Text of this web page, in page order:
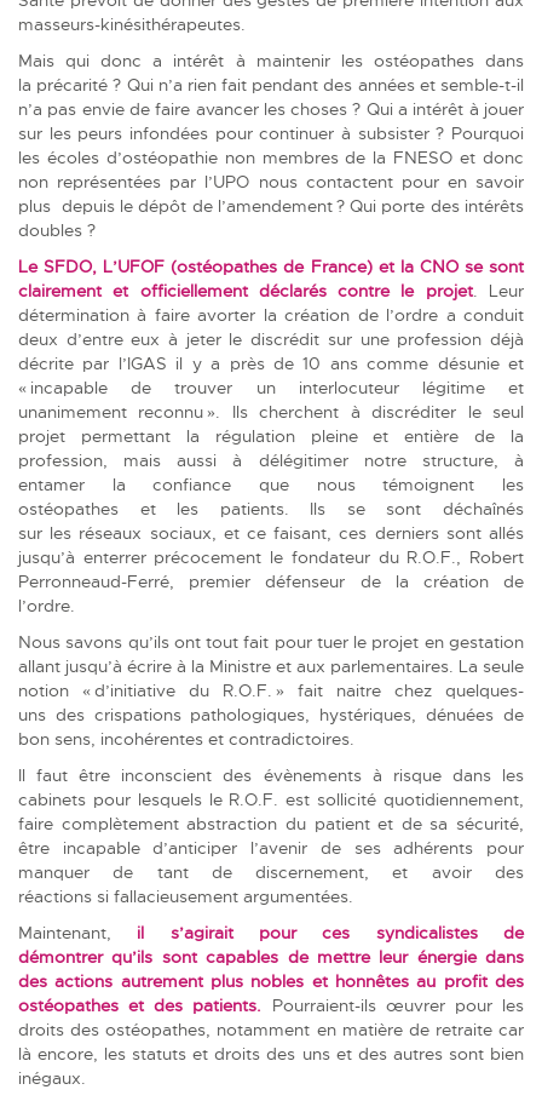
masseurs-kinésithérapeutes.
Mais qui donc a intérêt à maintenir les ostéopathes dans
la précarité ? Qui n’a rien fait pendant des années et semble-t-il
n’a pas envie de faire avancer les choses ? Qui a intérêt à jouer
sur les peurs infondées pour continuer à subsister ? Pourquoi
les écoles d’ostéopathie non membres de la FNESO et donc
non représentées par l’UPO nous contactent pour en savoir
plus depuis le dépôt de l’amendement ? Qui porte des intérêts
doubles ?
Le SFDO, L’UFOF (ostéopathes de France) et la CNO se sont
clairement et officiellement déclarés contre le projet. Leur
détermination à faire avorter la création de l’ordre a conduit
deux d’entre eux à jeter le discrédit sur une profession déjà
décrite par l’IGAS il y a près de 10 ans comme désunie et
« incapable de trouver un interlocuteur légitime et
unanimement reconnu ». Ils cherchent à discréditer le seul
projet permettant la régulation pleine et entière de la
profession, mais aussi à délégitimer notre structure, à
entamer la confiance que nous témoignent les
ostéopathes et les patients. Ils se sont déchaînés
sur les réseaux sociaux, et ce faisant, ces derniers sont allés
jusqu’à enterrer précocement le fondateur du R.O.F., Robert
Perronneaud-Ferré, premier défenseur de la création de
l’ordre.
Nous savons qu’ils ont tout fait pour tuer le projet en gestation
allant jusqu’à écrire à la Ministre et aux parlementaires. La seule
notion « d’initiative du R.O.F. » fait naitre chez quelques-
uns des crispations pathologiques, hystériques, dénuées de
bon sens, incohérentes et contradictoires.
Il faut être inconscient des évènements à risque dans les
cabinets pour lesquels le R.O.F. est sollicité quotidiennement,
faire complètement abstraction du patient et de sa sécurité,
être incapable d’anticiper l’avenir de ses adhérents pour
manquer de tant de discernement, et avoir des
réactions si fallacieusement argumentées.
Maintenant, il s’agirait pour ces syndicalistes de
démontrer qu’ils sont capables de mettre leur énergie dans
des actions autrement plus nobles et honnêtes au profit des
ostéopathes et des patients. Pourraient-ils œuvrer pour les
droits des ostéopathes, notamment en matière de retraite car
là encore, les statuts et droits des uns et des autres sont bien
inégaux.